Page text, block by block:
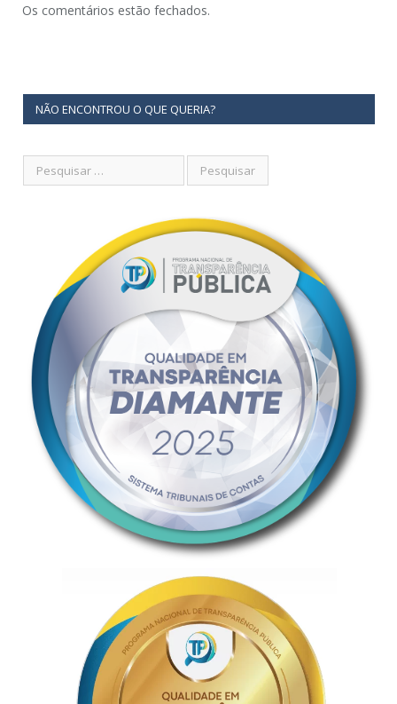
Os comentários estão fechados.
NÃO ENCONTROU O QUE QUERIA?